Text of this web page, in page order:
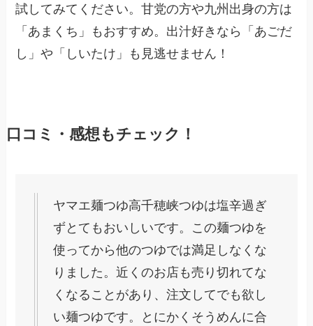
試してみてください。甘党の方や九州出身の方は
「あまくち」もおすすめ。出汁好きなら「あごだ
し」や「しいたけ」も見逃せません！
口コミ・感想もチェック！
ヤマエ麺つゆ高千穂峡つゆは塩辛過ぎ
ずとてもおいしいです。この麺つゆを
使ってから他のつゆでは満足しなくな
りました。近くのお店も売り切れてな
くなることがあり、注文してでも欲し
い麺つゆです。とにかくそうめんに合